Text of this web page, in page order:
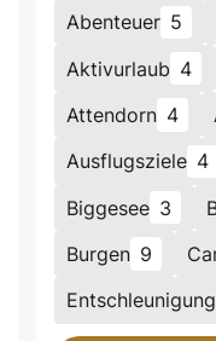
Abenteuer 5
Aktivurlaub 4
Attendorn 4
Ausflugsziele 4
Biggesee 3
Burgen 9
Entschleunigung